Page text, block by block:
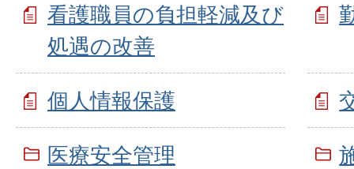
看護職員の負担軽減及び
処遇の改善
個人情報保護
医療安全管理